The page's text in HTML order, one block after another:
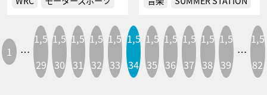
1 …
1,5
29
1,5
30
1,5
31
1,5
32
1,5
33
1,5
34
1,5
35
1,5
36
1,5
37
1,5
38
1,5
39
…
1,5
82